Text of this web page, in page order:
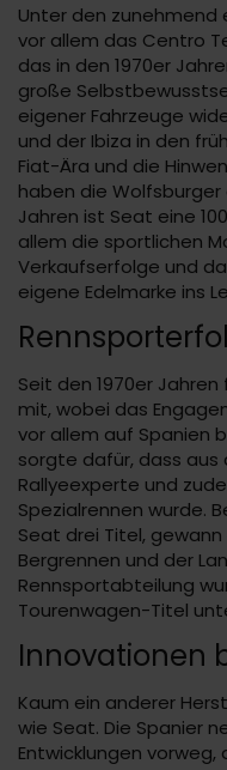
Unter den
vor allem das Centro
das in den 1970er
große
eigener Fahrzeuge
und der Ibiza in den
Fiat-Ära und die
haben die Wolfsburger
Jahren ist Seat eine
allem die sportlichen
Verkaufserfolge und
eigene Edelmarke ins
Seit den 1970er
mit, wobei das
vor allem auf Spanien
sorgte dafür, dass
Rallyeexperte und
Spezialrennen wurde.
Seat drei Titel,
Bergrennen und der
Rennsportabteilung
Tourenwagen-Titel
Innovationen
Kaum ein anderer
wie Seat. Die Spanier
Entwicklungen